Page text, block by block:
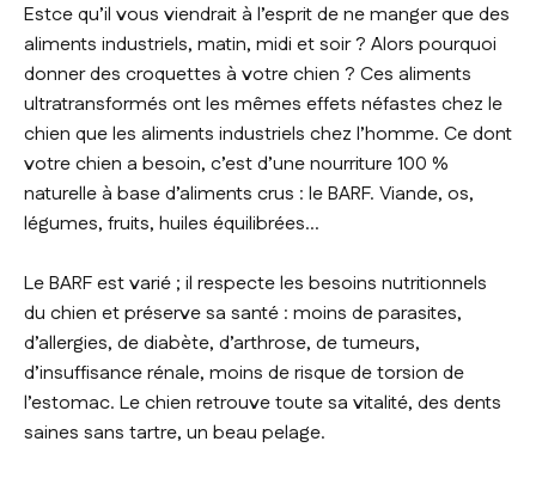
Estce qu’il vous viendrait à l’esprit de ne manger que des
aliments industriels, matin, midi et soir ? Alors pourquoi
donner des croquettes à votre chien ? Ces aliments
ultratransformés ont les mêmes effets néfastes chez le
chien que les aliments industriels chez l’homme. Ce dont
votre chien a besoin, c’est d’une nourriture 100 %
naturelle à base d’aliments crus : le BARF. Viande, os,
légumes, fruits, huiles équilibrées...
Le BARF est varié ; il respecte les besoins nutritionnels
du chien et préserve sa santé : moins de parasites,
d’allergies, de diabète, d’arthrose, de tumeurs,
d’insuffisance rénale, moins de risque de torsion de
l’estomac. Le chien retrouve toute sa vitalité, des dents
saines sans tartre, un beau pelage.